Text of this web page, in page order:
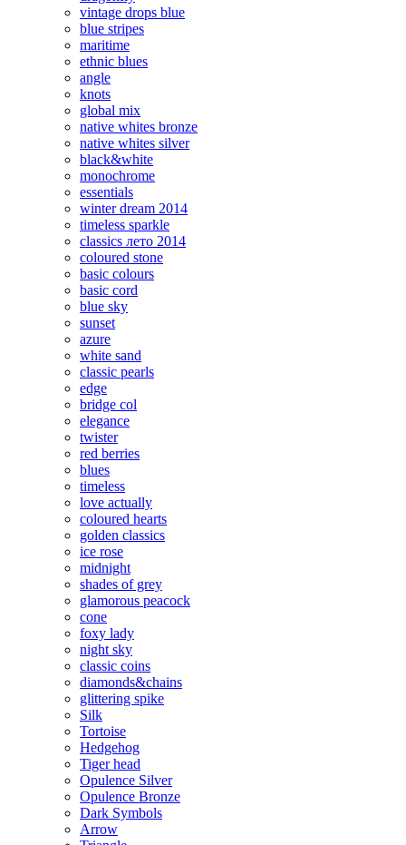
vintage drops blue
blue stripes
maritime
ethnic blues
angle
knots
global mix
native whites bronze
native whites silver
black&white
monochrome
essentials
winter dream 2014
timeless sparkle
classics лето 2014
coloured stone
basic colours
basic cord
blue sky
sunset
azure
white sand
classic pearls
edge
bridge col
elegance
twister
red berries
blues
timeless
love actually
coloured hearts
golden classics
ice rose
midnight
shades of grey
glamorous peacock
cone
foxy lady
night sky
classic coins
diamonds&chains
glittering spike
Silk
Tortoise
Hedgehog
Tiger head
Opulence Silver
Opulence Bronze
Dark Symbols
Arrow